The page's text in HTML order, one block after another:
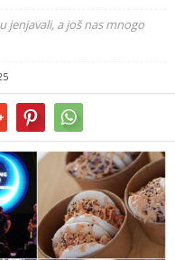
jenjavali, a još nas mnogo